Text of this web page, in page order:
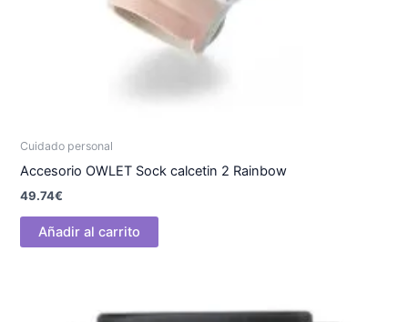
Cuidado personal
Accesorio OWLET Sock calcetin 2 Rainbow
49.74€
Añadir al carrito